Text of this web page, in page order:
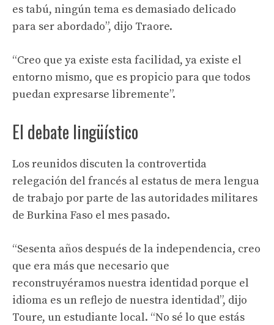
es tabú, ningún tema es demasiado delicado
para ser abordado”, dijo Traore.
“Creo que ya existe esta facilidad, ya existe el
entorno mismo, que es propicio para que todos
puedan expresarse libremente”.
El debate lingüístico
Los reunidos discuten la controvertida
relegación del francés al estatus de mera lengua
de trabajo por parte de las autoridades militares
de Burkina Faso el mes pasado.
“Sesenta años después de la independencia, creo
que era más que necesario que
reconstruyéramos nuestra identidad porque el
idioma es un reflejo de nuestra identidad”, dijo
Toure, un estudiante local. “No sé lo que estás